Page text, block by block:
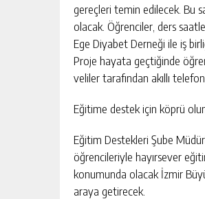
gereçleri temin edilecek. Bu
olacak. Öğrenciler, ders
Ege Diyabet Derneği ile iş
Proje hayata geçtiğinde
veliler tarafından akıllı
Eğitime destek için köprü
Eğitim Destekleri Şube
öğrencileriyle hayırsever
konumunda olacak İzmir
araya getirecek.